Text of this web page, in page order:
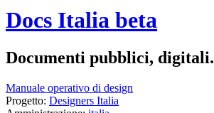
Docs Italia beta
Documenti pubblici, digitali.
Manuale operativo di design
Progetto: Designers Italia